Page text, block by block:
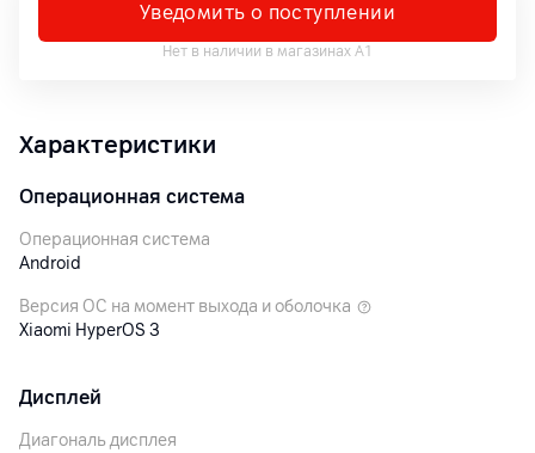
Уведомить о поступлении
Нет в наличии в магазинах А1
Характеристики
Операционная система
Операционная система
Android
Версия ОС на момент выхода и оболочка
Xiaomi HyperOS 3
Дисплей
Диагональ дисплея